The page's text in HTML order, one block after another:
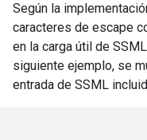
Según la
caracteres de escape
en la carga útil de
siguiente ejemplo, se
entrada de SSML